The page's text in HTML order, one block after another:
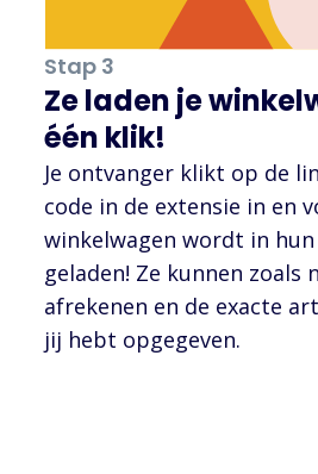
Stap 3
Ze laden je
één klik!
Je ontvanger klikt op de
code in de extensie in en
winkelwagen wordt in
geladen! Ze kunnen zoals
afrekenen en de exacte
jij hebt opgegeven.